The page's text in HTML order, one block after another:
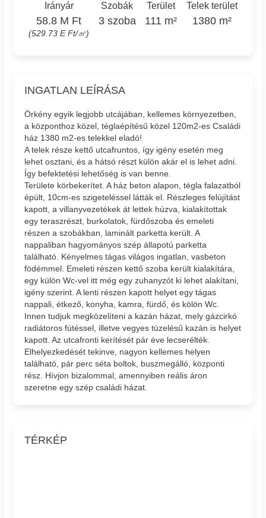
Irányár
58.8 M Ft
(529.73 E Ft/㎡)
Szobák
3 szoba
Terület
111 m²
Telek terület
1380 m²
INGATLAN LEÍRÁSA
Örkény egyik legjobb utcájában, kellemes környezetben,
a központhoz közel, téglaépítésű közel 120m2-es Családi
ház 1380 m2-es telekkel eladó!
A telek része kettő utcafruntos, így igény esetén meg
lehet osztani, és a hátsó részt külön akár el is lehet adni.
Így befektetési lehetőség is van benne.
Területe körbekerítet. A ház beton alapon, tégla falazatból
épült, 10cm-es szigeteléssel látták el. Részleges felújítást
kapott, a villanyvezetékek át lettek húzva, kialakítottak
egy teraszrészt, burkolatok, fürdőszoba és emeleti
részen a szobákban, laminált parketta került. A
nappaliban hagyományos szép állapotú parketta
található. Kényelmes tágas világos ingatlan, vasbeton
födémmel. Emeleti részen kettő szoba került kialakítára,
egy külön Wc-vel itt még egy zuhanyzót ki lehet alakítani,
igény szerint. A lenti részen kapott helyet egy tágas
nappali, étkező, konyha, kamra, fürdő, és kölön Wc.
Innen tudjuk megközelíteni a kazán házat, mely gázcirkó
radiátoros fútéssel, illetve vegyes tüzelésű kazán is helyet
kapott. Az utcafronti kerítését pár éve lecserélték.
Elhelyezkedését tekinve, nagyon kellemes helyen
található, pár perc séta boltok, buszmegálló, központi
rész. Hívjon bizalommal, amennyiben reális áron
szeretne egy szép családi házat.
TÉRKÉP